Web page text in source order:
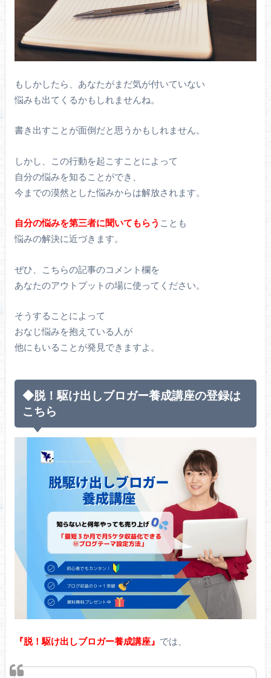
もしかしたら、あなたがまだ気が付いていない
悩みも出てくるかもしれませんね。
書き出すことが面倒だと思うかもしれません。
しかし、この行動を起こすことによって
自分の悩みを知ることができ、
今までの漠然とした悩みからは解放されます。
自分の悩みを第三者に聞いてもらう ことも
悩みの解決に近づきます。
ぜひ、こちらの記事のコメント欄を
あなたのアウトプットの場に使ってください。
そうすることによって
おなじ悩みを抱えている人が
他にもいることが発見できますよ。
◆脱！駆け出しブロガー養成講座の登録は
こちら
『脱！駆け出しブロガー養成講座』 では、